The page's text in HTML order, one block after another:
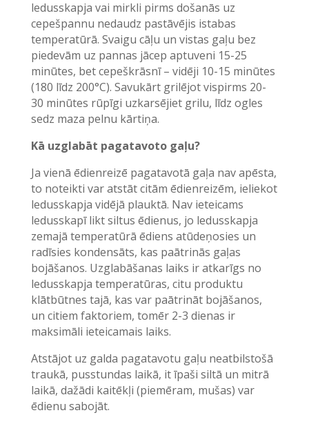
ledusskapja vai mirkli pirms došanās uz
cepešpannu nedaudz pastāvējis istabas
temperatūrā. Svaigu cāļu un vistas gaļu bez
piedevām uz pannas jācep aptuveni 15-25
minūtes, bet cepeškrāsnī – vidēji 10-15 minūtes
(180 līdz 200°C). Savukārt grilējot vispirms 20-
30 minūtes rūpīgi uzkarsējiet grilu, līdz ogles
sedz maza pelnu kārtiņa.
Kā uzglabāt pagatavoto gaļu?
Ja vienā ēdienreizē pagatavotā gaļa nav apēsta,
to noteikti var atstāt citām ēdienreizēm, ieliekot
ledusskapja vidējā plauktā. Nav ieteicams
ledusskapī likt siltus ēdienus, jo ledusskapja
zemajā temperatūrā ēdiens atūdeņosies un
radīsies kondensāts, kas paātrinās gaļas
bojāšanos. Uzglabāšanas laiks ir atkarīgs no
ledusskapja temperatūras, citu produktu
klātbūtnes tajā, kas var paātrināt bojāšanos,
un citiem faktoriem, tomēr 2-3 dienas ir
maksimāli ieteicamais laiks.
Atstājot uz galda pagatavotu gaļu neatbilstošā
traukā, pusstundas laikā, it īpaši siltā un mitrā
laikā, dažādi kaitēkļi (piemēram, mušas) var
ēdienu sabojāt.